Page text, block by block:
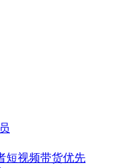
短视频带货优先